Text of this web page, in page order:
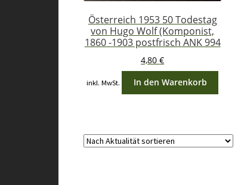
Österreich 1953 50 Todestag
von Hugo Wolf (Komponist,
1860 -1903 postfrisch ANK 994
4,80€
inkl. MwSt. In den Warenkorb